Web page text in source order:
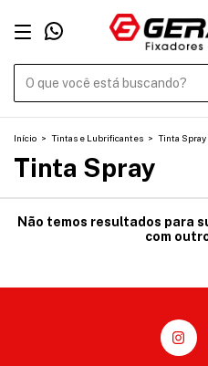
Início > Tintas e Lubrificantes > Tinta Spray
Tinta Spray
Não temos resultados para
com